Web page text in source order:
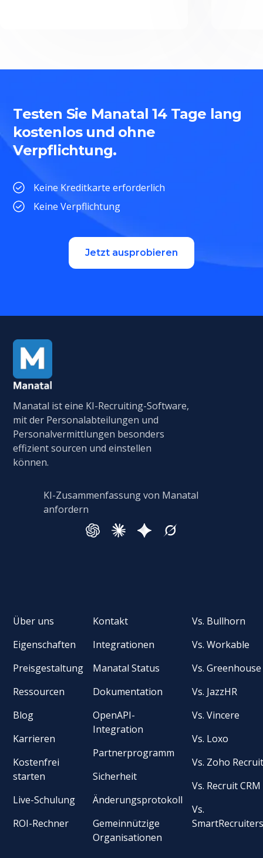
Testen Sie Manatal 14 Tage lang
kostenlos und ohne
Verpflichtung.
Keine Kreditkarte erforderlich
Keine Verpflichtung
Jetzt ausprobieren
Manatal ist eine KI-Recruiting-Software,
mit der Personalabteilungen und
Personalvermittlungen besonders
effizient sourcen und einstellen
können.
KI-Zusammenfassung von Manatal
anfordern
Über uns
Eigenschaften
Preisgestaltung
Ressourcen
Blog
Karrieren
Kostenfrei
starten
Live-Schulung
ROI-Rechner
Kontakt
Integrationen
Manatal Status
Dokumentation
OpenAPI-
Integration
Partnerprogramm
Sicherheit
Änderungsprotokoll
Gemeinnützige
Organisationen
Vs. Bullhorn
Vs. Workable
Vs. Greenhouse
Vs. JazzHR
Vs. Vincere
Vs. Loxo
Vs. Zoho
Vs. Recruit CRM
Vs.